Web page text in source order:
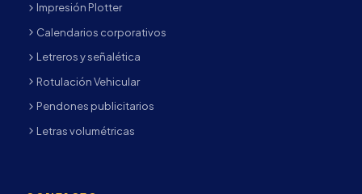
Impresión Plotter
Calendarios corporativos
Letreros y señalética
Rotulación Vehicular
Pendones publicitarios
Letras volumétricas